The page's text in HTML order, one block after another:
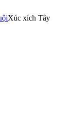
Xúc xích Tây